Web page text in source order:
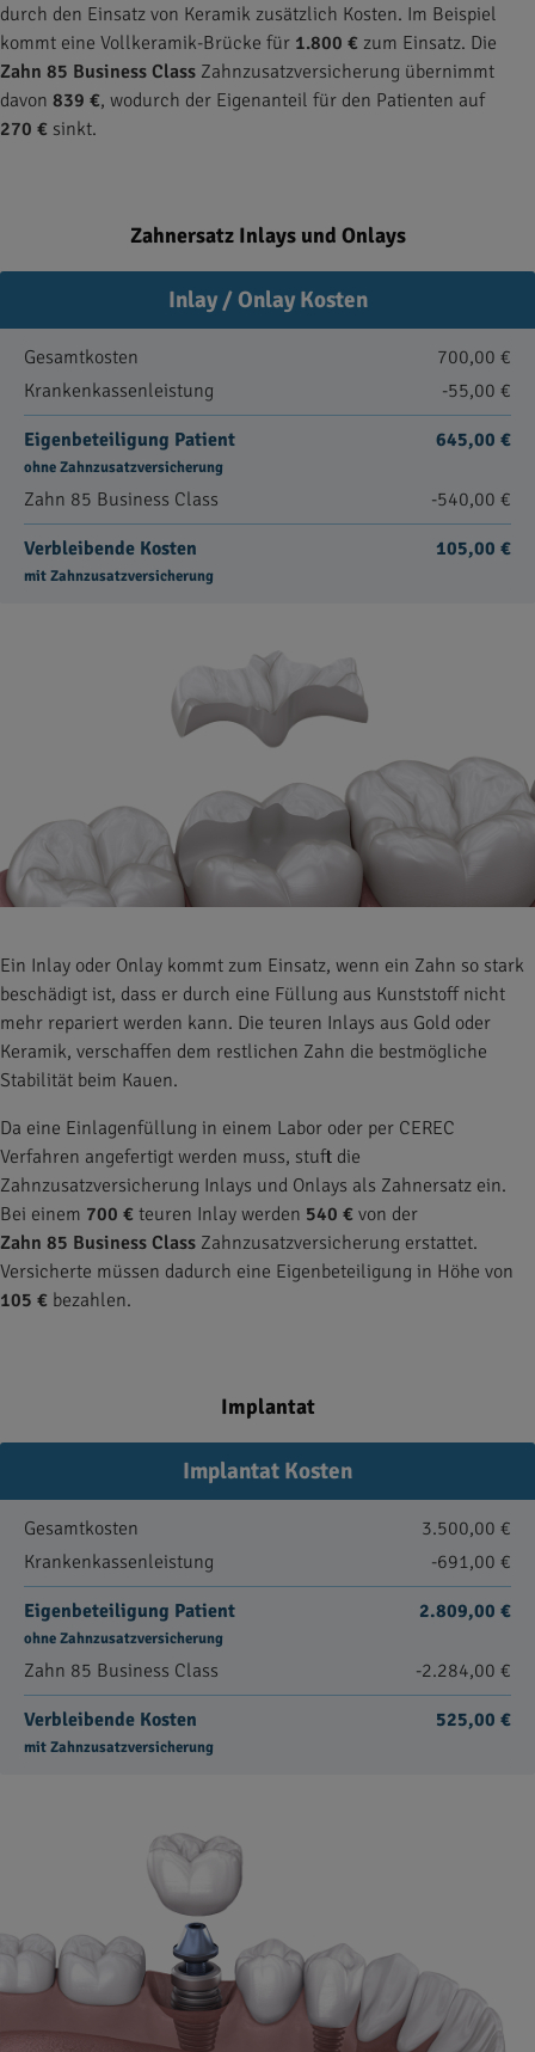
durch den Einsatz von Keramik zusätzlich Kosten. Im Beispiel
kommt eine Vollkeramik-Brücke für 1.800 € zum Einsatz. Die
Zahn 85 Business Class Zahnzusatzversicherung übernimmt
davon 839 €, wodurch der Eigenanteil für den Patienten auf
270 € sinkt.
Zahnersatz Inlays und Onlays
Inlay / Onlay Kosten
Gesamtkosten
700,00 €
Krankenkassenleistung
-55,00 €
Eigenbeteiligung Patient
ohne Zahnzusatzversicherung
645,00 €
Zahn 85 Business Class -540,00 €
Verbleibende Kosten
mit Zahnzusatzversicherung
105,00 €
Ein Inlay oder Onlay kommt zum Einsatz, wenn ein Zahn so stark
beschädigt ist, dass er durch eine Füllung aus Kunststoff nicht
mehr repariert werden kann. Die teuren Inlays aus Gold oder
Keramik, verschaffen dem restlichen Zahn die bestmögliche
Stabilität beim Kauen.
Da eine Einlagenfüllung in einem Labor oder per CEREC
Verfahren angefertigt werden muss, stuft die
Zahnzusatzversicherung Inlays und Onlays als Zahnersatz ein.
Bei einem 700 € teuren Inlay werden 540 € von der
Zahn 85 Business Class Zahnzusatzversicherung erstattet.
Versicherte müssen dadurch eine Eigenbeteiligung in Höhe von
105 € bezahlen.
Implantat
Implantat Kosten
Gesamtkosten
3.500,00 €
Krankenkassenleistung
-691,00 €
Eigenbeteiligung Patient
ohne Zahnzusatzversicherung
2.809,00 €
Zahn 85 Business Class -2.284,00 €
Verbleibende Kosten
mit Zahnzusatzversicherung
525,00 €